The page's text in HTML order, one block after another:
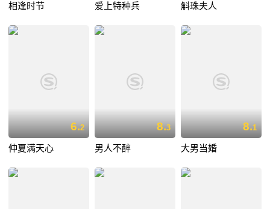
相逢时节 爱上特种兵 斛珠夫人
6.2
仲夏满天心
8.3
男人不醉
8.1
大男当婚